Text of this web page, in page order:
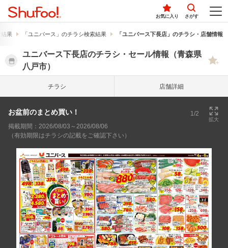
お気に入り さがす
結果 「ユニバース」のチラシ検索結果 「ユニバース下長店」のチラシ・店舗情報
ユニバース下長店のチラシ・セール情報（青森県
八戸市）
チラシ 店舗詳細
お盆前のまとめ買い！ 1/2
拡大
掲載期間：2026/08/03～2026/08/06
（有効期限はチラシの記載をご確認下さい）